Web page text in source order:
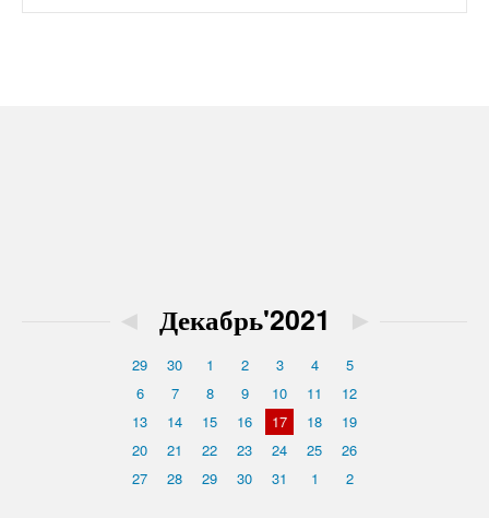
◄ Декабрь'2021 ►
29 30 1 2 3 4
5
6
7 8 9 10 11
12
13
14 15 16 17 18
19
20
21 22 23 24 25
26
27
28 29 30 31 1 2